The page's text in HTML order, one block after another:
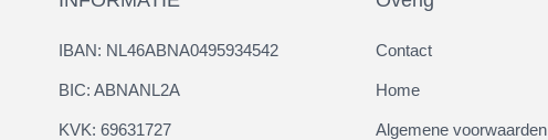
IBAN: NL46ABNA0495934542
BIC: ABNANL2A
KVK: 69631727
Contact
Home
Algemene voorwaarden